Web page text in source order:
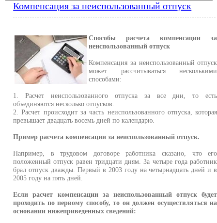
Компенсация за неиспользованный отпуск
Способы расчета компенсации за
неиспользованный отпуск
Компенсация за неиспользованный отпуск
может рассчитываться несколькими
способами:
1. Расчет неиспользованного отпуска за все дни, то есть
объединяются несколько отпусков.
2. Расчет происходит за часть неиспользованного отпуска, которая
превышает двадцать восемь дней по календарю.
Пример расчета компенсации за неиспользованный отпуск.
Например, в трудовом договоре работника сказано, что его
положенный отпуск равен тридцати дням. За четыре года работник
брал отпуск дважды. Первый в 2003 году на четырнадцать дней и в
2005 году на пять дней.
Если расчет компенсации за неиспользованный отпуск будет
проходить по первому способу, то он должен осуществляться на
основании нижеприведенных сведений: